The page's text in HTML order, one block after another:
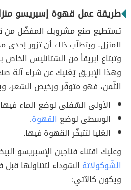
طريقة عمل قهوة إسبريسو
تستطيع صنع مشروبك المفضّل من
المنزل، ويتطلّب ذلك أن تزور إحدى
وتبتاع إبريقاً من السّتانليس
وهذا الإبريق يُغنيك عن شراء آلة
الثّمن، فهو متوفّر ورخيص السّعر،
الأولى السّفلى لوضع الماء
الوسطى لوضع القهوة.
العُليا لتتبخّر القهوة فيها.
وعليك اقتناء فناجين الإسبريسو
الشّوكولاتة السّوداء لتتناولها
ويكون كالآتي: